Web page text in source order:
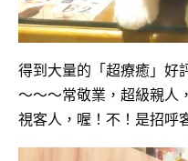
得到大量的「超療癒」好
～～～常敬業，超級親人
視客人，喔！不！是招呼